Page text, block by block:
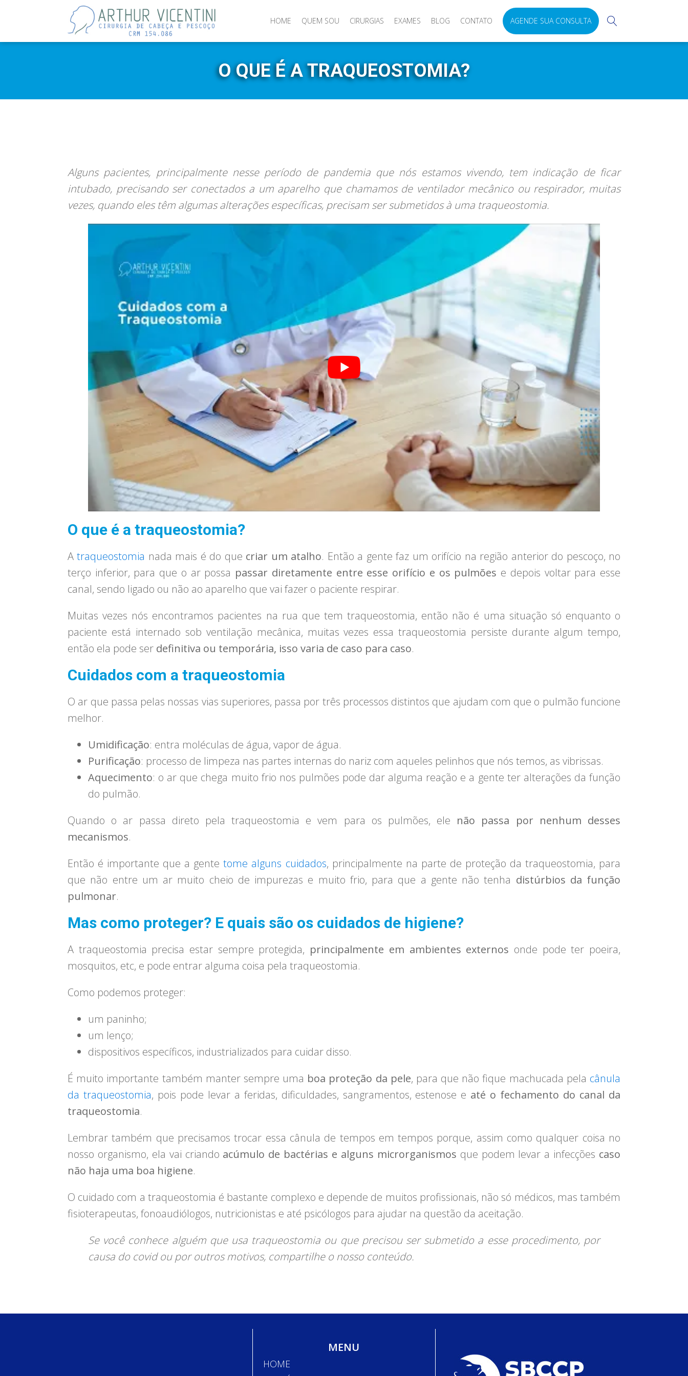
HOME QUEM SOU CIRURGIAS EXAMES BLOG CONTATO AGENDE SUA CONSULTA
O QUE É A TRAQUEOSTOMIA?
Alguns pacientes, principalmente nesse período de pandemia que nós estamos vivendo, tem indicação de ficar
intubado, precisando ser conectados a um aparelho que chamamos de ventilador mecânico ou respirador, muitas
vezes, quando eles têm algumas alterações específicas, precisam ser submetidos à uma traqueostomia.
O que é a traqueostomia?
Atraqueostomia nada mais é do que criar um atalho. Então a gente faz um orifício na região anterior do pescoço, no
terço inferior, para que o ar possa passar diretamente entre esse orifício e os pulmões e depois voltar para esse
canal, sendo ligado ou não ao aparelho que vai fazer o paciente respirar.
Muitas vezes nós encontramos pacientes na rua que tem traqueostomia, então não é uma situação só enquanto o
paciente está internado sob ventilação mecânica, muitas vezes essa traqueostomia persiste durante algum tempo,
então ela pode ser definitiva ou temporária, isso varia de caso para caso.
Cuidados com a traqueostomia
O ar que passa pelas nossas vias superiores, passa por três processos distintos que ajudam com que o pulmão funcione
melhor.
Umidificação: entra moléculas de água, vapor de água.
Purificação: processo de limpeza nas partes internas do nariz com aqueles pelinhos que nós temos, as vibrissas.
Aquecimento: o ar que chega muito frio nos pulmões pode dar alguma reação e a gente ter alterações da função
do pulmão.
Quando o ar passa direto pela traqueostomia e vem para os pulmões, ele não passa por nenhum desses
mecanismos.
Então é importante que a gentetome alguns cuidados, principalmente na parte de proteção da traqueostomia, para
que não entre um ar muito cheio de impurezas e muito frio, para que a gente não tenha distúrbios da função
pulmonar.
Mas como proteger? E quais são os cuidados de higiene?
A traqueostomia precisa estar sempre protegida, principalmente em ambientes externos onde pode ter poeira,
mosquitos, etc, e pode entrar alguma coisa pela traqueostomia.
Como podemos proteger:
um paninho;
um lenço;
dispositivos específicos, industrializados para cuidar disso.
É muito importante também manter sempre uma boa proteção da pele, para que não fique machucada pela cânula
da traqueostomia, pois pode levar a feridas, dificuldades, sangramentos, estenose e até o fechamento do canal da
traqueostomia.
Lembrar também que precisamos trocar essa cânula de tempos em tempos porque, assim como qualquer coisa no
nosso organismo, ela vai criando acúmulo de bactérias e alguns microrganismos que podem levar a infecções caso
não haja uma boa higiene.
O cuidado com a traqueostomia é bastante complexo e depende de muitos profissionais, não só médicos, mas também
fisioterapeutas, fonoaudiólogos, nutricionistas e até psicólogos para ajudar na questão da aceitação.
Se você conhece alguém que usa traqueostomia ou que precisou ser submetido a esse procedimento, por
causa do covid ou por outros motivos, compartilhe o nosso conteúdo.
MENU
HOME